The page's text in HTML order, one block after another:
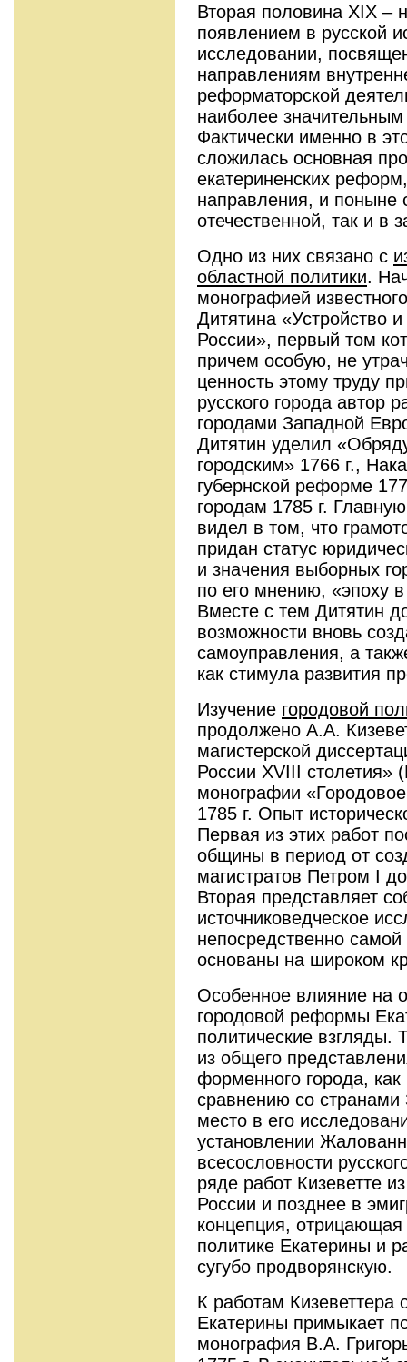
Вторая половина XIX –
появлением в русской
исследовании,
направлениям
реформаторской
наиболее
Фактически именно в
сложилась основная
екатериненских
направления, и поныне
отечественной, так и в
Одно из них связано с
областной политики.
монографией
Дитятина «Устройство
России», первый том
причем особую, не
ценность этому труду
русского города автор
городами Западной
Дитятин уделил
городским» 1766 г.,
губернской реформе
городам 1785 г.
видел в том, что
придан статус
и значения выборных
по его мнению, «эпоху
Вместе с тем Дитятин
возможности вновь
самоуправления, а
как стимула развития
Изучение городовой
продолжено А.А.
магистерской
России XVIII столетия»
монографии
1785 г. Опыт
Первая из этих работ
общины в период от
магистратов Петром I
Вторая представляет
источниковедческое
непосредственно
основаны на широком
Особенное влияние на
городовой реформы
политические взгляды.
из общего
форменного города,
сравнению со
место в его
установлении
всесословности
ряде работ Кизеветте
России и позднее в
концепция,
политике Екатерины и
сугубо
К работам Кизеветтера
Екатерины примыкает
монография В.А.